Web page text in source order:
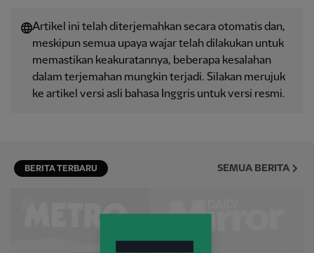
Artikel ini telah diterjemahkan secara otomatis dan,
meskipun semua upaya wajar telah dilakukan untuk
memastikan keakuratannya, beberapa kesalahan
dalam terjemahan mungkin terjadi. Silakan merujuk
ke artikel versi asli bahasa Inggris untuk versi resmi.
BERITA TERBARU SEMUA BERITA